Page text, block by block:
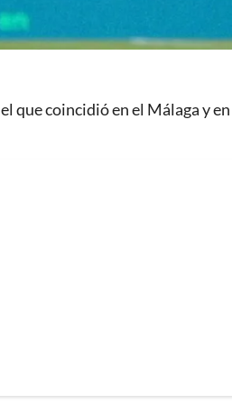
que coincidió en el Málaga y